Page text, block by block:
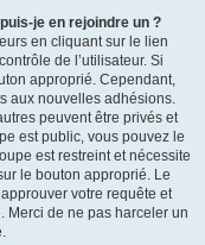
je en rejoindre un ?
en cliquant sur le lien
de l’utilisateur. Si
approprié. Cependant,
aux nouvelles adhésions.
peuvent être privés et
est public, vous pouvez le
est restreint et nécessite
le bouton approprié. Le
votre requête et
Merci de ne pas harceler un